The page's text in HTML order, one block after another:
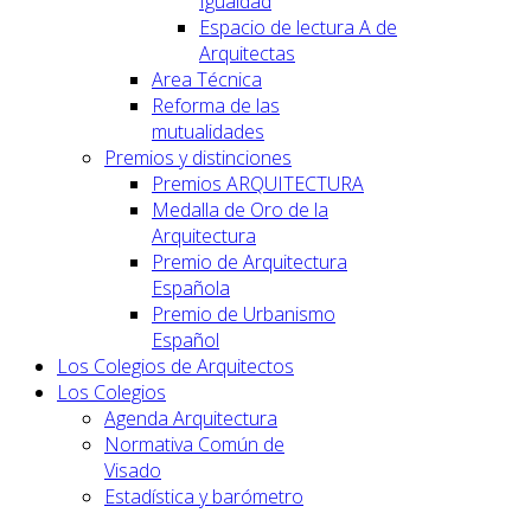
Espacio de lectura A de
Arquitectas
Area Técnica
Reforma de las
mutualidades
Premios y distinciones
Premios ARQUITECTURA
Medalla de Oro de la
Arquitectura
Premio de Arquitectura
Española
Premio de Urbanismo
Español
Los Colegios de Arquitectos
Los Colegios
Agenda Arquitectura
Normativa Común de
Visado
Estadística y barómetro